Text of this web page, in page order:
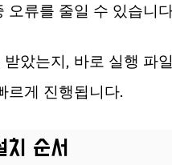
오류를 줄일 수 있습니
았는지, 바로 실행 파
르게 진행됩니다.
순서